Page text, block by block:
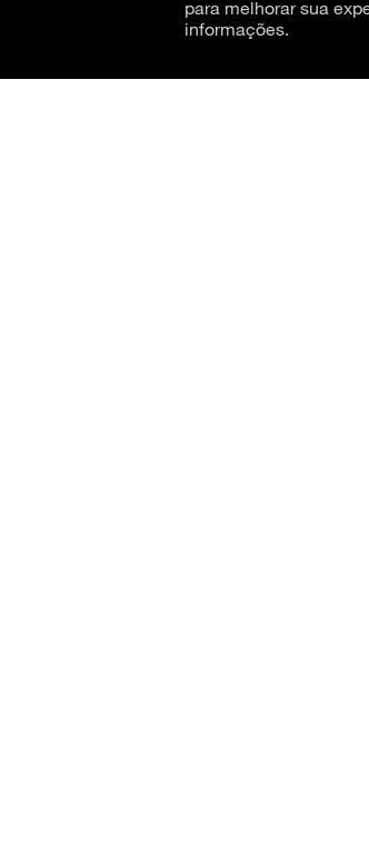
CNPJ: 62.520.218/0001-24Razão social: Museu de Arte Moderna de São
para melhorar sua
informações.